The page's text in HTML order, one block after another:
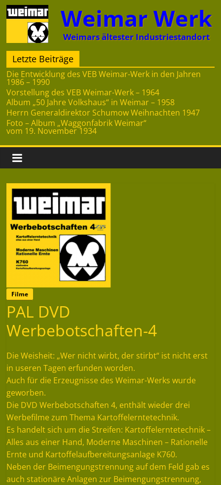
Zum
Inhalt
springen
Weimar Werk
Weimars ältester Industriestandort
Letzte Beiträge
Die Entwicklung des VEB Weimar-Werk in den Jahren
1986 – 1990
Vorstellung des VEB Weimar-Werk – 1964
Album „50 Jahre Volkshaus“ in Weimar – 1958
Herrn Generaldirektor Schumow Weihnachten 1947
Foto – Album „Waggonfabrik Weimar“
vom 19. November 1934
Filme
PAL DVD
Werbebotschaften-4
Die Weisheit: „Wer nicht wirbt, der stirbt“ ist nicht erst
in useren Tagen erfunden worden.
Auch für die Erzeugnisse des Weimar-Werks wurde
geworben.
Die DVD Werbebotschaften 4, enthält wieder drei
Werbefilme zum Thema Kartoffelerntetechnik.
Es handelt sich um die Streifen: Kartoffelerntetechnik –
Alles aus einer Hand, Moderne Maschinen – Rationelle
Ernte und Kartoffelaufbereitungsanlage K760.
Neben der Beimengungstrennung auf dem Feld gab es
auch stationäre Anlagen zur Beimengungstrennung,